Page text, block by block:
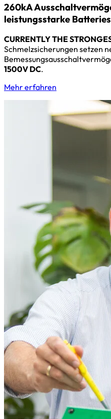
260kA
leistungsstarke
CURRENTLY THE
Schmelzsicherungen setzen
1500V DC.
Mehr erfahren